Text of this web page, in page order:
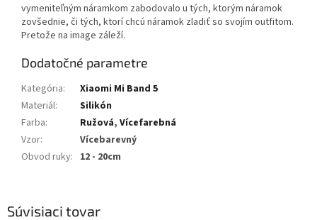
Súvisiaci tovar
vymeniteľným náramkom zabodovalo u tých, ktorým náramok
zovšednie, či tých, ktorí chcú náramok zladiť so svojím outfitom.
Pretože na image záleží.
Dodatočné parametre
Kategória:
Xiaomi Mi Band 5
Materiál:
Silikón
Farba: Ružová, Vícefarebná
Vzor:
Vícebarevný
Obvod ruky: 12 - 20cm